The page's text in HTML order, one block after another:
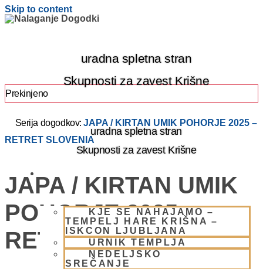
Skip to content
uradna spletna stran
Skupnosti za zavest Krišne
uradna spletna stran
Skupnosti za zavest Krišne
KJE SE NAHAJAMO –
TEMPELJ HARE KRIŠNA –
ISKCON LJUBLJANA
URNIK TEMPLJA
NEDELJSKO
SREČANJE
Prekinjeno
Serija dogodkov:JAPA / KIRTAN UMIK POHORJE 2025 –
RETRET SLOVENIA
JAPA / KIRTAN UMIK
POHORJE 2025 –
RETRET SLOVENIA